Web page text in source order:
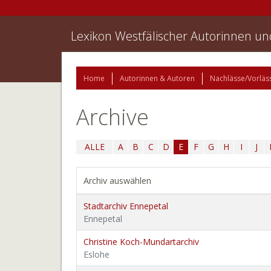
Lexikon Westfälischer Autorinnen
Home Autorinnen & Autoren Nachlässe/
Archive
ALLE A B C D E F G H I J
Archiv auswählen
Stadtarchiv Ennepetal
Ennepetal
Christine Koch-Mundartarchiv
Eslohe